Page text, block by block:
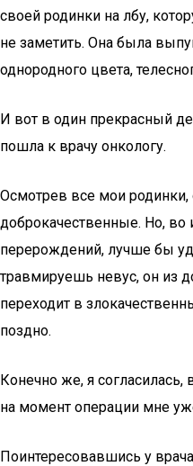
своей родинки на лбу,
не заметить. Она была
однородного цвета,
И вот в один прекрасный
пошла к врачу онкологу.
Осмотрев все мои родинки,
доброкачественные. Но, во
перерождений, лучше бы
травмируешь невус, он из
переходит в
поздно.
Конечно же, я согласилась,
на момент операции мне
Поинтересовавшись у